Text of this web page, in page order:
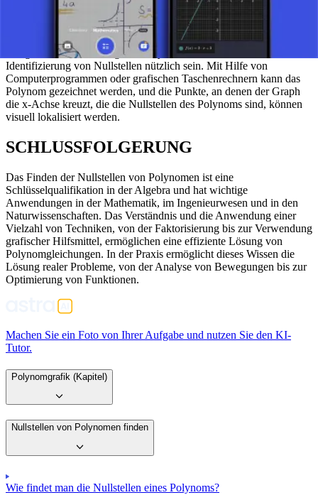
DER GRAFISCHE ANSATZ
Die grafische Darstellung von Polynomen kann für die visuelle
Identifizierung von Nullstellen nützlich sein. Mit Hilfe von
Computerprogrammen oder grafischen Taschenrechnern kann das
Polynom gezeichnet werden, und die Punkte, an denen der Graph
die x-Achse kreuzt, die die Nullstellen des Polynoms sind, können
visuell lokalisiert werden.
SCHLUSSFOLGERUNG
Das Finden der Nullstellen von Polynomen ist eine
Schlüsselqualifikation in der Algebra und hat wichtige
Anwendungen in der Mathematik, im Ingenieurwesen und in den
Naturwissenschaften. Das Verständnis und die Anwendung einer
Vielzahl von Techniken, von der Faktorisierung bis zur Verwendung
grafischer Hilfsmittel, ermöglichen eine effiziente Lösung von
Polynomgleichungen. In der Praxis ermöglicht dieses Wissen die
Lösung realer Probleme, von der Analyse von Bewegungen bis zur
Optimierung von Funktionen.
Machen Sie ein Foto von Ihrer Aufgabe und nutzen Sie den KI-
Tutor.
Polynomgrafik (Kapitel)
Nullstellen von Polynomen finden
Wie findet man die Nullstellen eines Polynoms?